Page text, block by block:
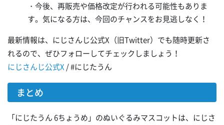
・今後、再販売や価格改定が行われる可能性もありま
す。気になる方は、今回のチャンスをお見逃しなく！
最新情報は、にじさんじ公式X（旧Twitter）でも随時更新さ
れるので、ぜひフォローしてチェックしましょう！
にじさんじ公式X / #にじたうん
まとめ
「にじたうん 6ちょうめ」のぬいぐるみマスコットは、にじさ